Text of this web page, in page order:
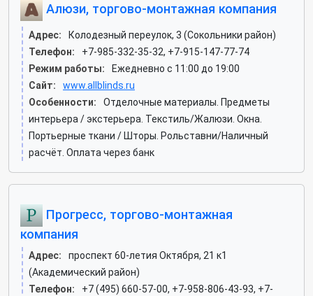
Алюзи, торгово-монтажная компания
Адрес:
Колодезный переулок, 3 (Сокольники район)
Телефон:
+7-985-332-35-32, +7-915-147-77-74
Режим работы:
Ежедневно с 11:00 до 19:00
Сайт:
www.allblinds.ru
Особенности:
Отделочные материалы. Предметы
интерьера / экстерьера. Текстиль/Жалюзи. Окна.
Портьерные ткани / Шторы. Рольставни/Наличный
расчёт. Оплата через банк
Прогресс, торгово-монтажная
компания
Адрес:
проспект 60-летия Октября, 21 к1
(Академический район)
Телефон:
+7 (495) 660-57-00, +7-958-806-43-93, +7-